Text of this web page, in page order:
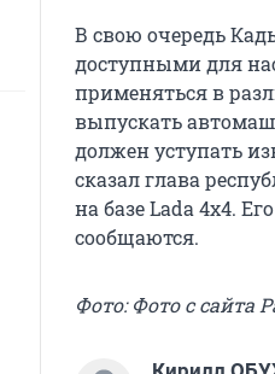
В свою очередь
доступными для
применяться в
выпускать
должен уступать
сказал глава
на базе Lada 4x4.
сообщаются.
Фото: Фото с сайта